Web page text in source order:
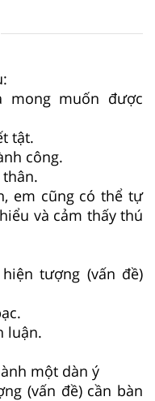
mong muốn được
tật.
công.
em cũng có thể tự
và cảm thấy thú
tượng (vấn đề)
luận.
một dàn ý
(vấn đề) cần bàn